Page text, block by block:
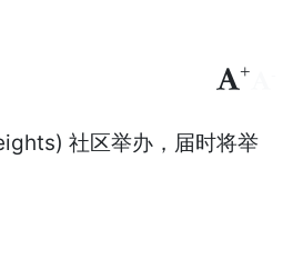
+
社区举办，届时将举